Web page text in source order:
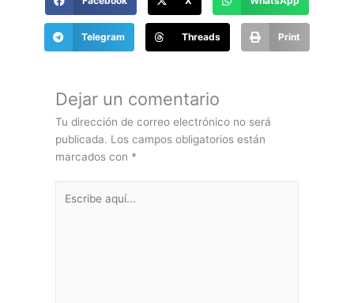
Telegram Threads Print
Dejar un comentario
Tu dirección de correo electrónico no será
publicada. Los campos obligatorios están
marcados con *
aquí...